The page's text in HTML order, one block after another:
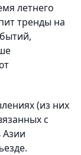
летнего
тренды на
(из них
с
Азии